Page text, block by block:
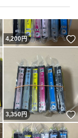
いいね！
4,200円
いいね！
3,350円